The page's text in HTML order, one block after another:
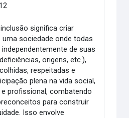
significa criar
uma sociedade onde todas
de suas
origens, etc.),
respeitadas e
plena na vida social,
profissional, combatendo
para construir
Isso envolve